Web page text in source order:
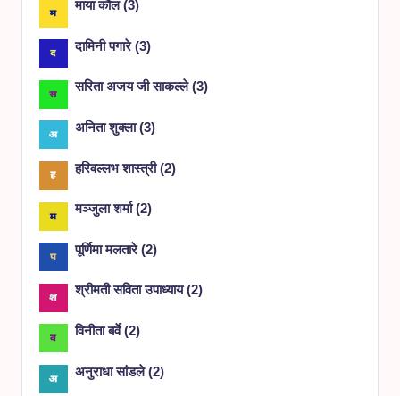
माया कौल(3)
दामिनी पगारे(3)
सरिता अजय जी साकल्ले(3)
अनिता शुक्ला(3)
हरिवल्लभ शास्त्री(2)
मञ्जुला शर्मा(2)
पूर्णिमा मलतारे(2)
श्रीमती सविता उपाध्याय(2)
विनीता बर्वे(2)
अनुराधा सांडले(2)